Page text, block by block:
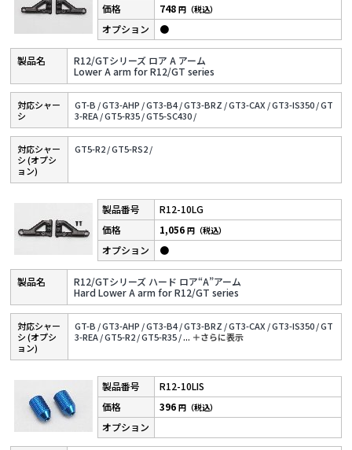
R12/GTシリーズ ロア A アーム
Lower A arm for R12/GT series
748円（税込）
●
対応シャー
シ
GT-B /GT3-AHP /GT3-B4 /GT3-BRZ /GT3-CAX /GT3-IS350 /GT
3-REA /GT5-R35 /GT5-SC430 /
対応シャー
シ (オプシ
ョン)
GT5-R2 /GT5-RS2 /
R12-10LG
R12/GTシリーズ ハード ロア“A”アーム
Hard Lower A arm for R12/GT series
1,056円（税込）
●
対応シャー
シ (オプシ
ョン)
GT-B /GT3-AHP /GT3-B4 /GT3-BRZ /GT3-CAX /GT3-IS350 /GT
3-REA /GT5-R2 /GT5-R35 /... ＋さらに表⽰
R12-10LIS
396円（税込）